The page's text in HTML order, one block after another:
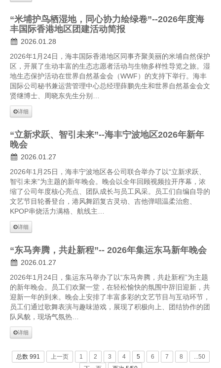
“米埔护鸟栖湿地，同心协力绘绿卷”--2026年度海
丰国际香港地区团建活动简报
2026.01.28
2026年1月24日，海丰国际香港地区同事齐聚美丽的米埔自然保护
区，开展了生动丰富的生态志愿者活动与生物多样性导览之旅。湿
地生态保护活动在世界自然基金会（WWF）的支持下举行。海丰
国际公司秘书兼运营管理中心总经理薛鹏先生和世界自然基金会文
贤继博士、周晓东先生分别…
详细
“立新求跃、智引未来”--海丰宁波地区2026年新年
晚会
2026.01.27
2026年1月25日，海丰宁波地区各公司联合举办了以“立新求跃、
智引未来”为主题的新年晚会。晚会以全年回顾视频拉开序幕，浓
缩了公司年度核心亮点、团队成长与员工风采。员工们自编自导的
文艺节目轮番登台，港风舞蹈复古灵动、吉他弹唱温柔治愈、
KPOP串烧活力满格、航线主…
详细
“东马奔腾，共赴新程”-- 2026年集运东马新年晚会
2026.01.27
2026年1月24日，集运东马举办了以“东马奔腾，共赴新程”为主题
的新年晚会。员工们欢聚一堂，在轻松愉快的氛围中辞旧迎新，共
迎新一年的到来。晚会上安排了丰富多彩的文艺节目与互动环节，
员工们通过歌舞表演与趣味游戏，展现了积极向上、团结协作的团
队风貌，现场气氛热…
详细
总数 991 上一页 1 2 3 4 5 6 7 8
...50